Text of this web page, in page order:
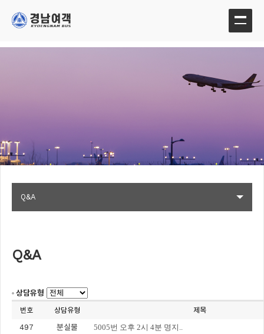
Q&A
Q&A
상담유형
번호 상담유형 제목
497 분실물
5005번 오후 2시 4분 명지..